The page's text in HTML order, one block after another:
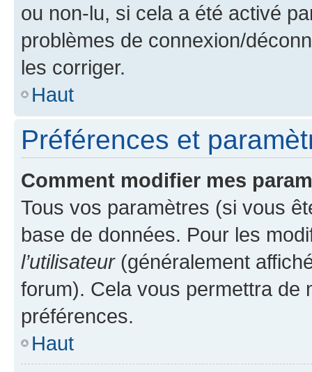
ou non-lu, si cela a été activé
problèmes de connexion/
les corriger.
Haut
Préférences et
Comment modifier mes
Tous vos paramètres (si vous
base de données. Pour les
l’utilisateur(généralement
forum). Cela vous permettra de
préférences.
Haut